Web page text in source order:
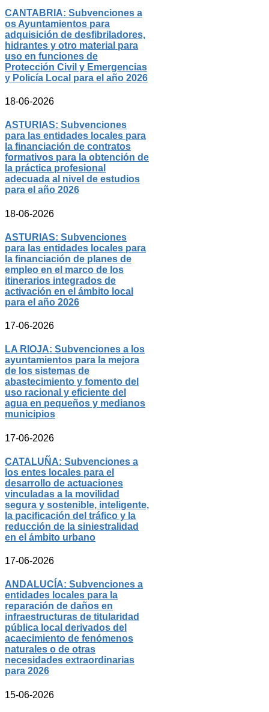
CANTABRIA: Subvenciones a
os Ayuntamientos para
adquisición de desfibriladores,
hidrantes y otro material para
uso en funciones de
Protección Civil y Emergencias
y Policía Local para el año 2026
18-06-2026
ASTURIAS: Subvenciones
para las entidades locales para
la financiación de contratos
formativos para la obtención de
la práctica profesional
adecuada al nivel de estudios
para el año 2026
18-06-2026
ASTURIAS: Subvenciones
para las entidades locales para
la financiación de planes de
empleo en el marco de los
itinerarios integrados de
activación en el ámbito local
para el año 2026
17-06-2026
LA RIOJA: Subvenciones a los
ayuntamientos para la mejora
de los sistemas de
abastecimiento y fomento del
uso racional y eficiente del
agua en pequeños y medianos
municipios
17-06-2026
CATALUÑA: Subvenciones a
los entes locales para el
desarrollo de actuaciones
vinculadas a la movilidad
segura y sostenible, inteligente,
la pacificación del tráfico y la
reducción de la siniestralidad
en el ámbito urbano
17-06-2026
ANDALUCÍA: Subvenciones a
entidades locales para la
reparación de daños en
infraestructuras de titularidad
pública local derivados del
acaecimiento de fenómenos
naturales o de otras
necesidades extraordinarias
para 2026
15-06-2026